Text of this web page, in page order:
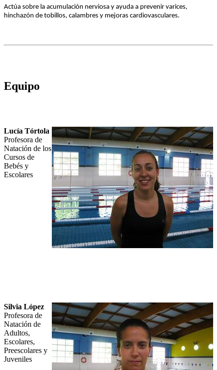
Actúa sobre la acumulación nerviosa y ayuda a prevenir varices,
hinchazón de tobillos, calambres y mejoras cardiovasculares.
Equipo
Lucía Tórtola
Profesora de
Natación de los
Cursos de
Bebés y
Escolares
Silvia López
Profesora de
Natación de
Adultos,
Escolares,
Preescolares y
Juveniles